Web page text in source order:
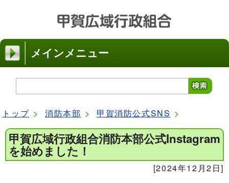
メインメニュー
トップ 消防本部 甲賀消防公式SNS
甲賀広域行政組合消防本部公式Instagram
を始めました！
[2024年12月2日]